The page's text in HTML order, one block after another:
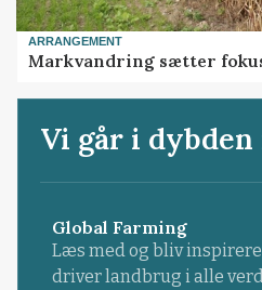
ARRANGEMENT
Markvandring sætter
Vi går i dybden
Global Farming
Læs med og bliv
driver landbrug i alle